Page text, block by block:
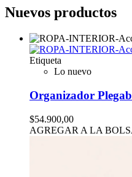
Nuevos productos
Etiqueta
Lo nuevo
Organizador
$54.900,00
AGREGAR A LA